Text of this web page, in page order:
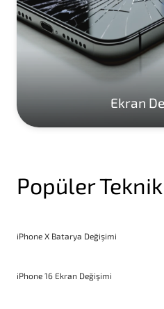
Ekran
Popüler
iPhone X Batarya Değişimi
iPhone 16 Ekran Değişimi